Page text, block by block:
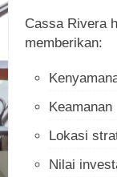
Cassa Rivera
memberikan:
Keamanan
Lokasi
Nilai